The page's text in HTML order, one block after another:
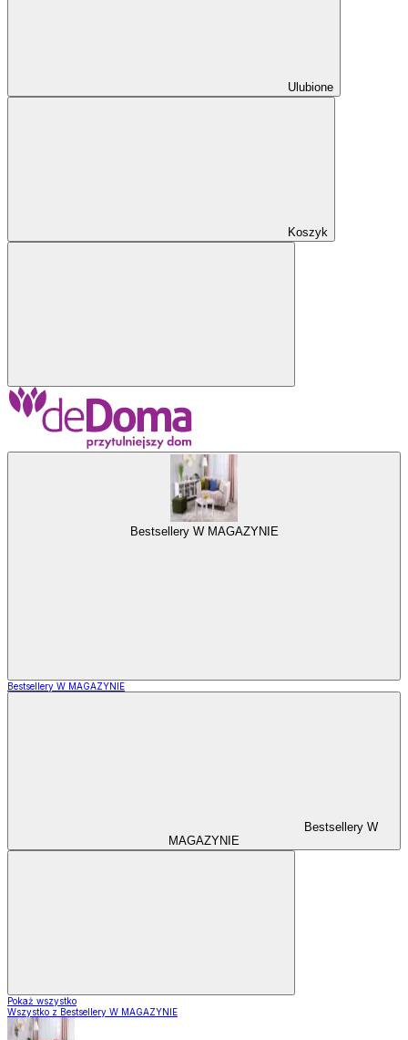
Ulubione
Koszyk
Bestsellery W MAGAZYNIE
Bestsellery W MAGAZYNIE
Bestsellery W
MAGAZYNIE
Pokaż wszystko
Wszystko z Bestsellery W MAGAZYNIE